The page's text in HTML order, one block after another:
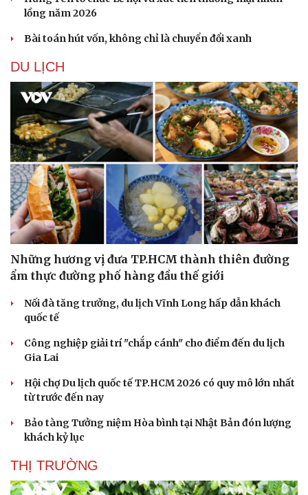
Nhi khoa
Làm đẹp - giảm cân
Ăn sạch sống khỏe
lồng năm 2026
Bài toán hút vốn, không chỉ là chuyển đổi xanh
DU LỊCH
Những hương vị đưa TP.HCM thành thiên đường
ẩm thực đường phố hàng đầu thế giới
Nối đà tăng trưởng, du lịch Vĩnh Long hấp dẫn khách
quốc tế
Công nghiệp giải trí "chắp cánh" cho điểm đến du lịch
Gia Lai
Hội chợ Du lịch quốc tế TP.HCM 2026 có quy mô lớn nhất
từ trước đến nay
Bảo tàng Tưởng niệm Hòa bình tại Nhật Bản đón lượng
khách kỷ lục
THỊ TRƯỜNG